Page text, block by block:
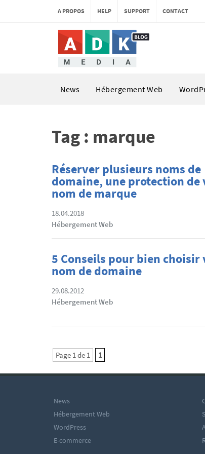
A PROPOS HELP SUPPORT CONTACT
News Hébergement Web
Tag : marque
Réserver plusieurs noms de
domaine, une protection de
nom de marque
18.04.2018
Hébergement Web
5 Conseils pour bien choisir
nom de domaine
29.08.2012
Hébergement Web
Page 1 de 1 1
News
Hébergement Web
WordPress
E-commerce